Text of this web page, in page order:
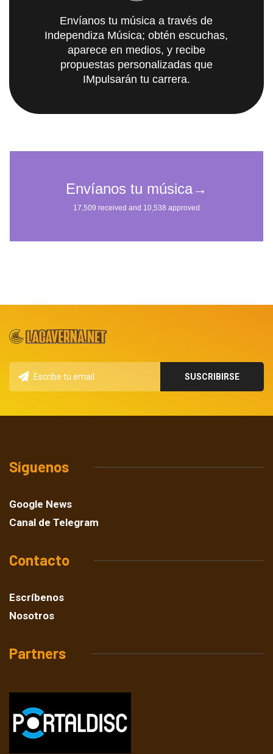
Envíanos tu música a través de
Independiza Música; obtén escuchas,
aparece en medios, y recibe
propuestas personalizadas que
IMpulsarán tu carrera.
Síguenos
Google News
Canal de Telegram
Contacto
Escríbenos
Nosotros
Partners